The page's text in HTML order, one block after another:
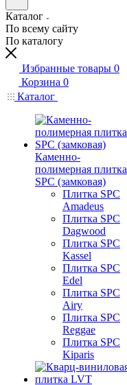
Каталог
По всему сайту
По каталогу
Избранные товары 0
Корзина 0
Каталог
Каменно-
полимерная плитка
SPC (замковая)
Плитка SPC
Amadeus
Плитка SPC
Dagwood
Плитка SPC
Kassel
Плитка SPC
Edel
Плитка SPC
Airy
Плитка SPC
Reggae
Плитка SPC
Kiparis